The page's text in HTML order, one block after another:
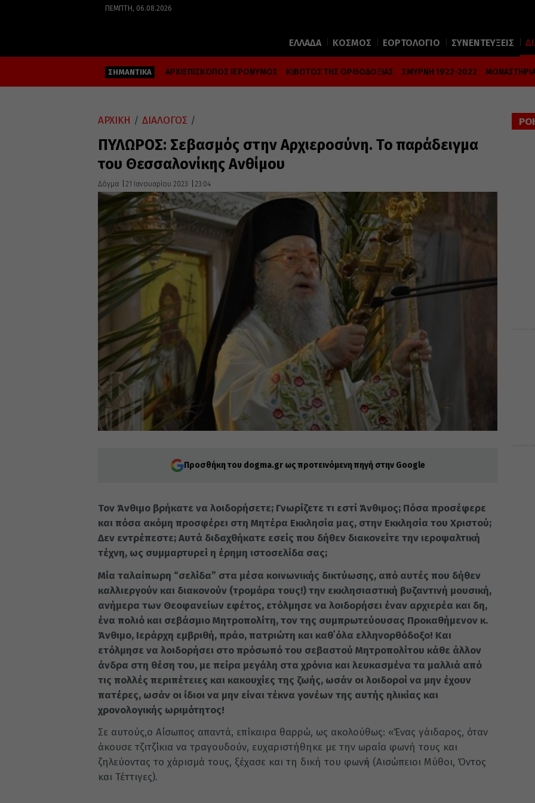
ΠΈΜΠΤΗ, 06.08.2026
ΕΛΛΑΔΑ ΚΟΣΜΟΣ ΕΟΡΤΟΛΟΓΙΟ ΣΥΝΕΝΤΕΥΞΕΙΣ
ΣΗΜΑΝΤΙΚΑ ΑΡΧΙΕΠΙΣΚΟΠΟΣ ΙΕΡΩΝΥΜΟΣ ΚΙΒΩΤΟΣ ΤΗΣ ΟΡΘΟΔΟΞΙΑΣ ΣΜΥΡΝΗ 1922-2022
ΑΡΧΙΚΗ / ΔΙΑΛΟΓΟΣ /
ΠΥΛΩΡΟΣ: Σεβασμός στην Αρχιεροσύνη. Το παράδειγμα
του Θεσσαλονίκης Ανθίμου
Δόγμα 21 Ιανουαρίου 2023 23:04
Προσθήκη του dogma.gr ως προτεινόμενη πηγή στην Google
Τον Άνθιμο βρήκατε να λοιδορήσετε; Γνωρίζετε τι εστί Άνθιμος; Πόσα προσέφερε
και πόσα ακόμη προσφέρει στη Μητέρα Εκκλησία μας, στην Εκκλησία του Χριστού;
Δεν εντρέπεστε; Αυτά διδαχθήκατε εσείς που δήθεν διακονείτε την ιεροψαλτική
τέχνη, ως συμμαρτυρεί η έρημη ιστοσελίδα σας;
Μία ταλαίπωρη “σελίδα” στα μέσα κοινωνικής δικτύωσης, από αυτές που δήθεν
καλλιεργούν και διακονούν (τρομάρα τους!) την εκκλησιαστική βυζαντινή μουσική,
ανήμερα των Θεοφανείων εφέτος, ετόλμησε να λοιδορήσει έναν αρχιερέα και δη,
ένα πολιό και σεβάσμιο Μητροπολίτη, τον της συμπρωτεύουσας Προκαθήμενον κ.
Άνθιμο, Ιεράρχη εμβριθή, πράο, πατριώτη και καθ᾿ όλα ελληνορθόδοξο! Και
ετόλμησε να λοιδορήσει στο πρόσωπό του σεβαστού Μητροπολίτου κάθε άλλον
άνδρα στη θέση του, με πείρα μεγάλη στα χρόνια και λευκασμένα τα μαλλιά από
τις πολλές περιπέτειες και κακουχίες της ζωής, ωσάν οι λοιδοροί να μην έχουν
πατέρες, ωσάν οι ίδιοι να μην είναι τέκνα γονέων της αυτής ηλικίας και
χρονολογικής ωριμότητος!
Σε αυτούς,ο Αίσωπος απαντά, επίκαιρα θαρρώ, ως ακολούθως: «Ένας γάιδαρος, όταν
άκουσε τζιτζίκια να τραγουδούν, ευχαριστήθηκε με την ωραία φωνή τους και
ζηλεύοντας το χάρισμά τους, ξέχασε και τη δική του φωνἠ» (Αισώπειοι Μύθοι, Όντος
και Τέττιγες).